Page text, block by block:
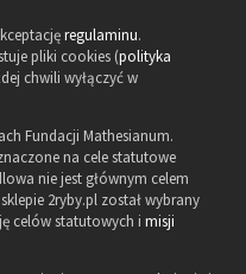
regulaminu.
pliki cookies (polityka
chwili wyłączyć w
Fundacji Mathesianum.
na cele statutowe
nie jest głównym celem
2ryby.pl został wybrany
celów statutowych i misji